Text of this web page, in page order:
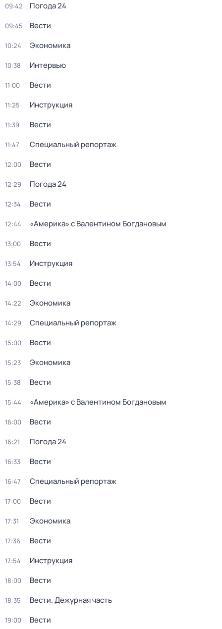
09:42 Погода 24
09:45 Вести
10:24 Экономика
10:38 Интервью
11:00 Вести
11:25 Инструкция
11:39 Вести
11:47 Специальный репортаж
12:00 Вести
12:29 Погода 24
12:34 Вести
12:44 «Америка» с Валентином Богдановым
13:00 Вести
13:54 Инструкция
14:00 Вести
14:22 Экономика
14:29 Специальный репортаж
15:00 Вести
15:23 Экономика
15:38 Вести
15:44 «Америка» с Валентином Богдановым
16:00 Вести
16:21 Погода 24
16:33 Вести
16:47 Специальный репортаж
17:00 Вести
17:31 Экономика
17:36 Вести
17:54 Инструкция
18:00 Вести
18:35 Вести. Дежурная часть
19:00 Вести